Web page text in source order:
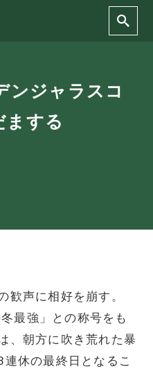
ンジャラスコ
まする
声に相好を崩す。
最強」との称号をも
、朝方に吹き荒れた暴
休の最終日となるこ